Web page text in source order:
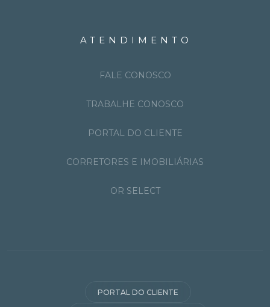
ATENDIMENTO
FALE CONOSCO
TRABALHE CONOSCO
PORTAL DO CLIENTE
CORRETORES E IMOBILIÁRIAS
OR SELECT
PORTAL DO CLIENTE